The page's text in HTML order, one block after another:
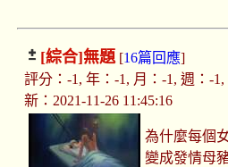
[綜合]無題[16篇回應]
評分：-1, 年：-1, 月：-1, 週：-1,
新：2021-11-26 11:45:16
為什麼每個
變成發情母